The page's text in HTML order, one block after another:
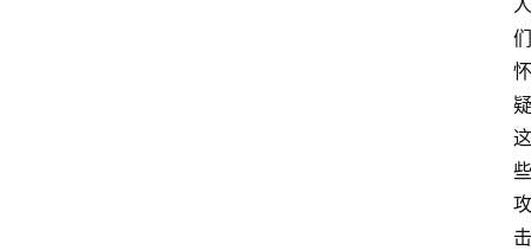
人
们
怀
疑
这
些
攻
击